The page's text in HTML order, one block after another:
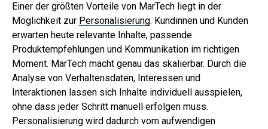
Einer der größten Vorteile von MarTech liegt in der
Möglichkeit zur Personalisierung. Kundinnen und Kunden
erwarten heute relevante Inhalte, passende
Produktempfehlungen und Kommunikation im richtigen
Moment. MarTech macht genau das skalierbar. Durch die
Analyse von Verhaltensdaten, Interessen und
Interaktionen lassen sich Inhalte individuell ausspielen,
ohne dass jeder Schritt manuell erfolgen muss.
Personalisierung wird dadurch vom aufwendigen